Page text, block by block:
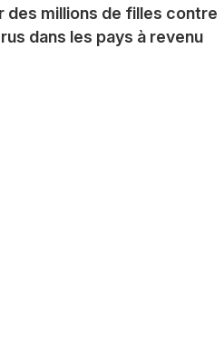
des millions de filles contre
dans les pays à revenu